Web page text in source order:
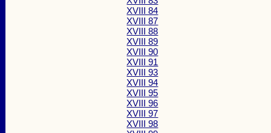
XVIII 84
XVIII 87
XVIII 88
XVIII 89
XVIII 90
XVIII 91
XVIII 93
XVIII 94
XVIII 95
XVIII 96
XVIII 97
XVIII 98